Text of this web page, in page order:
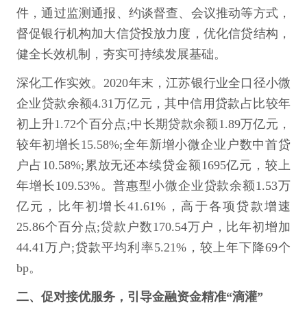
件，通过监测通报、约谈督查、会议推动等方式，
督促银行机构加大信贷投放力度，优化信贷结构，
健全长效机制，夯实可持续发展基础。
深化工作实效。2020年末，江苏银行业全口径小微
企业贷款余额4.31万亿元，其中信用贷款占比较年
初上升1.72个百分点;中长期贷款余额1.89万亿元，
较年初增长15.58%;全年新增小微企业户数中首贷
户占10.58%;累放无还本续贷金额1695亿元，较上
年增长109.53%。普惠型小微企业贷款余额1.53万
亿元，比年初增长41.61%，高于各项贷款增速
25.86个百分点;贷款户数170.54万户，比年初增加
44.41万户;贷款平均利率5.21%，较上年下降69个
bp。
二、促对接优服务，引导金融资金精准“滴灌”